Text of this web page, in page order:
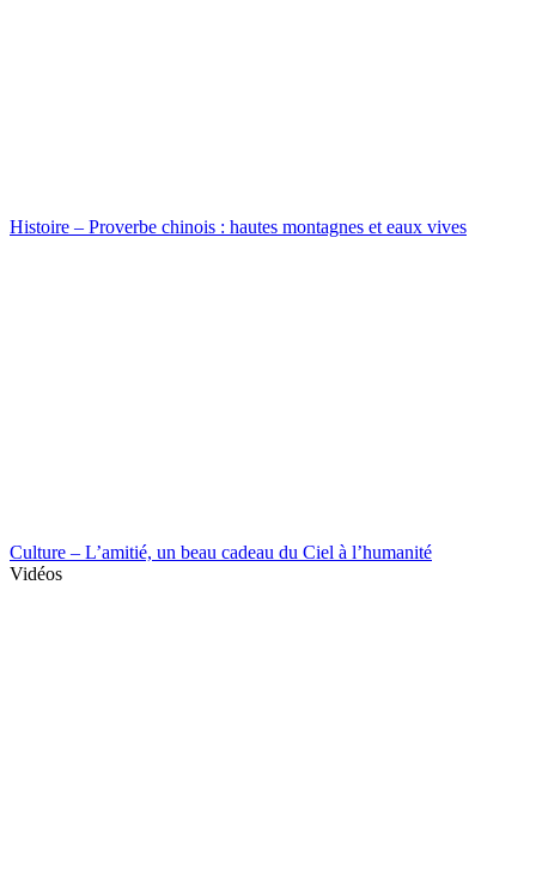
Histoire – Proverbe chinois : hautes montagnes et eaux vives
Culture – L’amitié, un beau cadeau du Ciel à l’humanité
Vidéos